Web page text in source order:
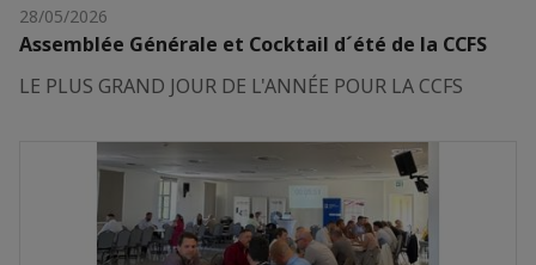
28/05/2026
Assemblée Générale et Cocktail d´été de la CCFS
LE PLUS GRAND JOUR DE L'ANNÉE POUR LA CCFS